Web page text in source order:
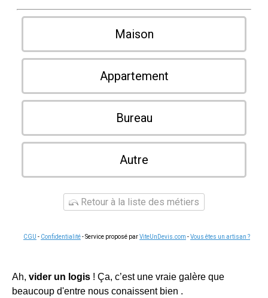
Maison
Appartement
Bureau
Autre
Retour à la liste des métiers
CGU - Confidentialité- Service proposé parViteUnDevis.com -Vous êtes un artisan ?
Ah, vider un logis ! Ça, c’est une vraie galère que
beaucoup d'entre nous conaissent bien .